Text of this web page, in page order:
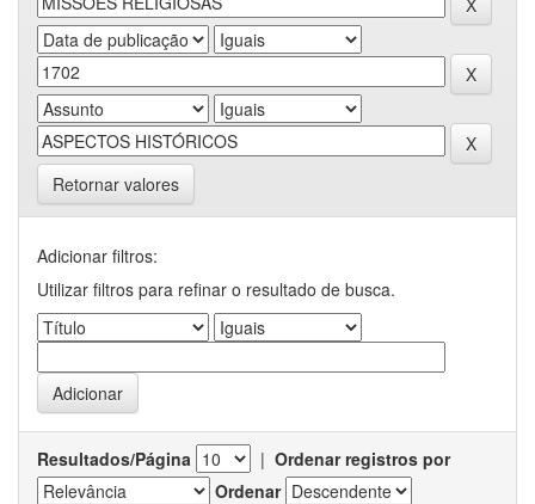
Retornar valores
Adicionar filtros:
Utilizar filtros para refinar o resultado de busca.
Resultados/Página | Ordenar registros por
Ordenar